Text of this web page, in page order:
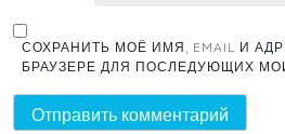
СОХРАНИТЬ МОЁ ИМЯ, EMAIL И
БРАУЗЕРЕ ДЛЯ ПОСЛЕДУЮЩИХ